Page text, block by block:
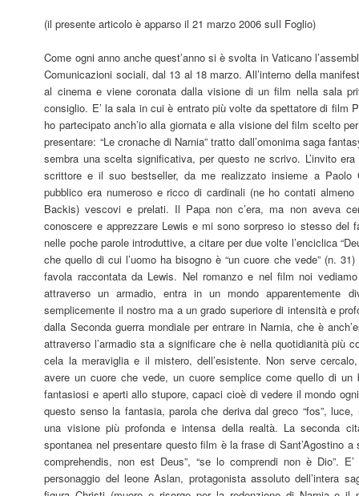
(il presente articolo è apparso il 21 marzo 2006 suIl Foglio)
Come ogni anno anche quest’anno si è svolta in Vaticano
Comunicazioni sociali, dal 13 al 18 marzo. All’interno della
al cinema e viene coronata dalla visione di un film nella sala
consiglio. E’ la sala in cui è entrato più volte da spettatore di film
ho partecipato anch’io alla giornata e alla visione del film scelto
presentare: “Le cronache di Narnia” tratto dall’omonima saga
sembra una scelta significativa, per questo ne scrivo. L’invito
scrittore e il suo bestseller, da me realizzato insieme a Paolo
pubblico era numeroso e ricco di cardinali (ne ho contati
Backis) vescovi e prelati. Il Papa non c’era, ma non aveva
conoscere e apprezzare Lewis e mi sono sorpreso io stesso del
nelle poche parole introduttive, a citare per due volte l’enciclica
che quello di cui l’uomo ha bisogno è “un cuore che vede” (n.
favola raccontata da Lewis. Nel romanzo e nel film noi
attraverso un armadio, entra in un mondo apparentemente
semplicemente il nostro ma a un grado superiore di intensità e
dalla Seconda guerra mondiale per entrare in Narnia, che è
attraverso l’armadio sta a significare che è nella quotidianità più
cela la meraviglia e il mistero, dell’esistente. Non serve
avere un cuore che vede, un cuore semplice come quello di un
fantasiosi e aperti allo stupore, capaci cioè di vedere il mondo
questo senso la fantasia, parola che deriva dal greco “fos”, luce,
una visione più profonda e intensa della realtà. La seconda
spontanea nel presentare questo film è la frase di Sant’Agostino
comprehendis, non est Deus”, “se lo comprendi non è Dio”.
personaggio del leone Aslan, protagonista assoluto dell’intera